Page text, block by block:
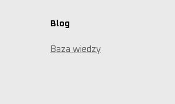
Blog
Baza wiedzy